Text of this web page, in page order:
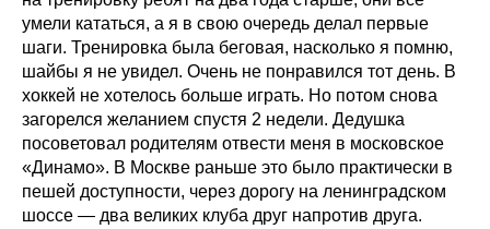
умели кататься, а я в свою очередь делал первые
шаги. Тренировка была беговая, насколько я помню,
шайбы я не увидел. Очень не понравился тот день. В
хоккей не хотелось больше играть. Но потом снова
загорелся желанием спустя 2 недели. Дедушка
посоветовал родителям отвести меня в московское
«Динамо». В Москве раньше это было практически в
пешей доступности, через дорогу на ленинградском
шоссе — два великих клуба друг напротив друга.